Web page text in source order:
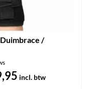
/
Prijsklasse:
incl. btw